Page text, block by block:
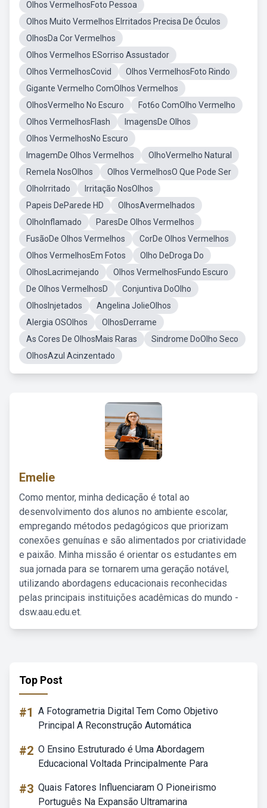
Olhos VermelhosFoto Pessoa
Olhos Muito Vermelhos EIrritados Precisa De Óculos
OlhosDa Cor Vermelhos
Olhos Vermelhos ESorriso Assustador
Olhos VermelhosCovid
Olhos VermelhosFoto Rindo
Gigante Vermelho ComOlhos Vermelhos
OlhosVermelho No Escuro
Fot6o ComOlho Vermelho
Olhos VermelhosFlash
ImagensDe Olhos
Olhos VermelhosNo Escuro
ImagemDe Olhos Vermelhos
OlhoVermelho Natural
Remela NosOlhos
Olhos VermelhosO Que Pode Ser
OlhoIrritado
Irritação NosOlhos
Papeis DeParede HD
OlhosAvermelhados
OlhoInflamado
ParesDe Olhos Vermelhos
FusãoDe Olhos Vermelhos
CorDe Olhos Vermelhos
Olhos VermelhosEm Fotos
Olho DeDroga Do
OlhosLacrimejando
Olhos VermelhosFundo Escuro
De Olhos VermelhosD
Conjuntiva DoOlho
OlhosInjetados
Angelina JolieOlhos
Alergia OSOlhos
OlhosDerrame
As Cores De OlhosMais Raras
Sindrome DoOlho Seco
OlhosAzul Acinzentado
Emelie
Como mentor, minha dedicação é total ao
desenvolvimento dos alunos no ambiente escolar,
empregando métodos pedagógicos que priorizam
conexões genuínas e são alimentados por criatividade
e paixão. Minha missão é orientar os estudantes em
sua jornada para se tornarem uma geração notável,
utilizando abordagens educacionais reconhecidas
pelas principais instituições acadêmicas do mundo -
dsw.aau.edu.et.
Top Post
#1 A Fotogrametria Digital Tem Como Objetivo
Principal A Reconstrução Automática
#2 O Ensino Estruturado é Uma Abordagem
Educacional Voltada Principalmente Para
#3 Quais Fatores Influenciaram O Pioneirismo
Português Na Expansão Ultramarina